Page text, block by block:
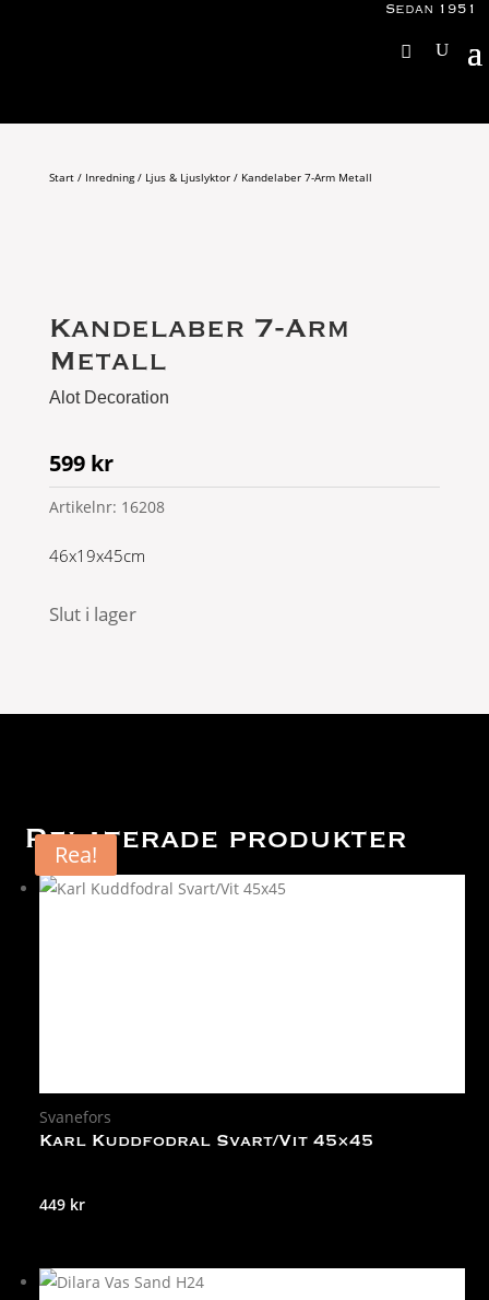
Sedan 1951
Start/ Inredning/ Ljus & Ljuslyktor/ Kandelaber 7-Arm Metall
Kandelaber 7-Arm
Metall
Alot Decoration
599 kr
Artikelnr: 16208
46x19x45cm
Slut i lager
Relaterade produkter
Svanefors
Karl Kuddfodral Svart/Vit 45×45
449 kr
Rea!